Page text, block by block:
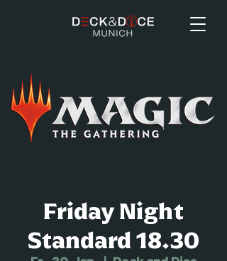
Friday Night
Standard 18.30